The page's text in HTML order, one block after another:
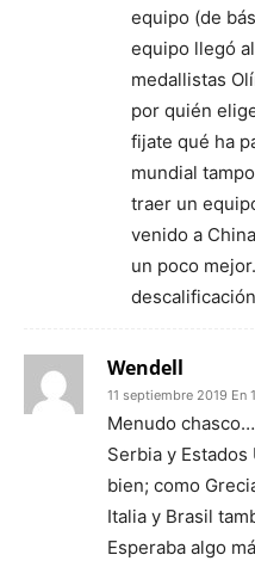
equipo (de
equipo llegó
medallistas
por quién
fijate qué ha
mundial
traer un
venido a
un poco
Wendell
11 septiembre 2019 En
Menudo
Serbia y
bien; como
Italia y Brasil
Esperaba algo